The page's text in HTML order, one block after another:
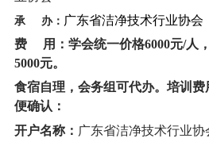
承 办： 广东省洁净技术行业协会
费 用： 学会统一价格6000元/人
5000元。
食宿自理，会务组可代办。培训
便确认：
开户名称： 广东省洁净技术行业协